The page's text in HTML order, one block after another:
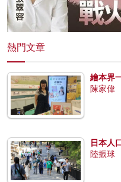
熱門文章
繪本界
陳家偉
日本人
陸振球